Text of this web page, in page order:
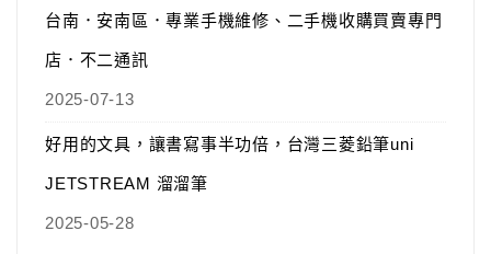
台南．安南區．專業手機維修、二手機收購買賣專門
店．不二通訊
2025-07-13
好用的文具，讓書寫事半功倍，台灣三菱鉛筆uni
JETSTREAM 溜溜筆
2025-05-28